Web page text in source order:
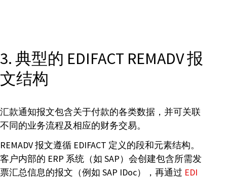
3. 典型的 EDIFACT REMADV 报
文结构
汇款通知报文包含关于付款的各类数据，并可关联
不同的业务流程及相应的财务交易。
REMADV 报文遵循 EDIFACT 定义的段和元素结构。
客户内部的 ERP 系统（如 SAP）会创建包含所需发
票汇总信息的报文（例如 SAP IDoc），再通过 EDI